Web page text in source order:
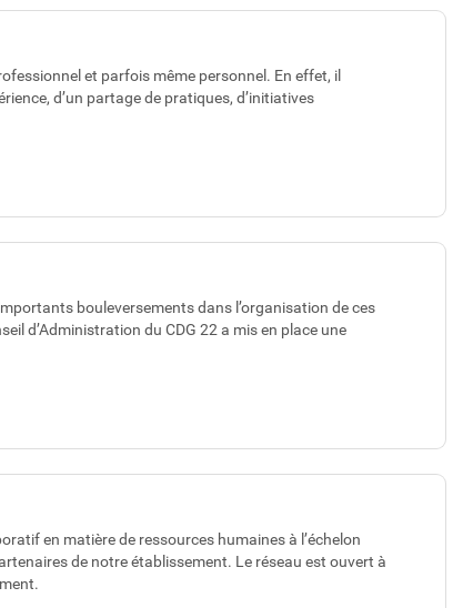
et parfois même personnel. En effet, il
d’un partage de pratiques, d’initiatives
bouleversements dans l’organisation de ces
d’Administration du CDG 22 a mis en place une
en matière de ressources humaines à l’échelon
de notre établissement. Le réseau est ouvert à